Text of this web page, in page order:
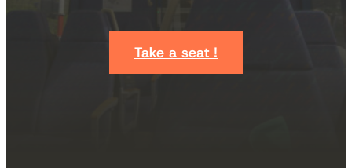
Take a seat !